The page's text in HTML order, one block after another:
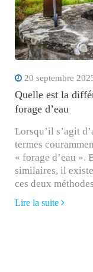
20 septembre
Quelle est la
forage d’eau
Lorsqu’il s’agit
termes
« forage d’eau ».
similaires, il
ces deux
Lire la suite